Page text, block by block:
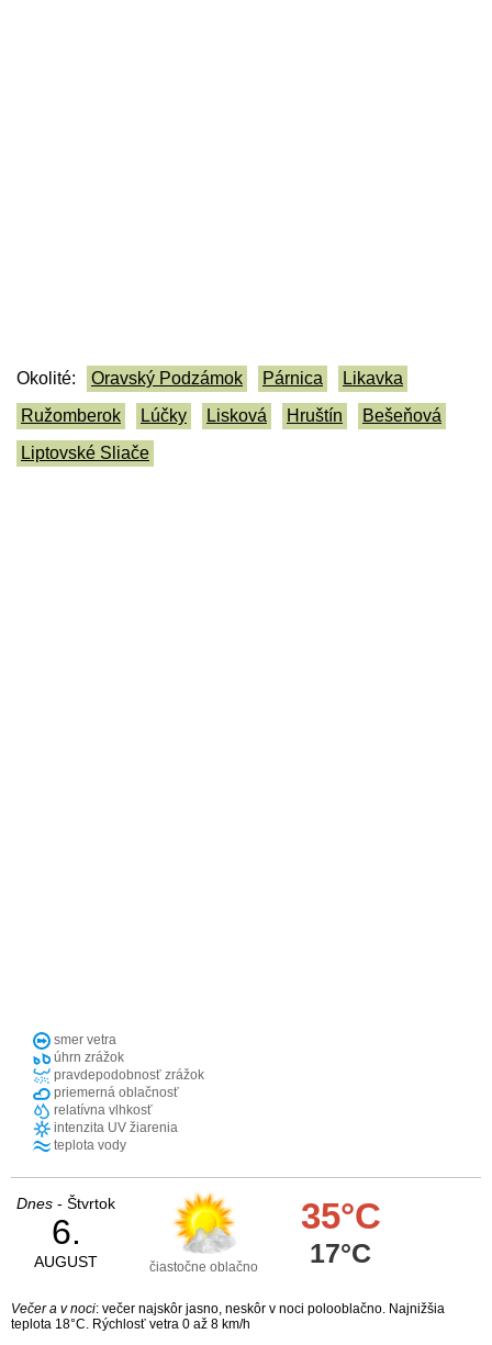
Okolité: Oravský Podzámok Párnica
Likavka
Ružomberok
Lúčky Lisková Hruštín
Bešeňová
Liptovské Sliače
smer vetra
úhrn zrážok
pravdepodobnosť zrážok
priemerná oblačnosť
relatívna vlhkosť
intenzita UV žiarenia
teplota vody
Dnes - Štvrtok
6.
AUGUST čiastočne oblačno
35°C
17°C
Večer a v noci: večer najskôr jasno, neskôr v noci polooblačno. Najnižšia
teplota 18°C. Rýchlosť vetra 0 až 8 km/h